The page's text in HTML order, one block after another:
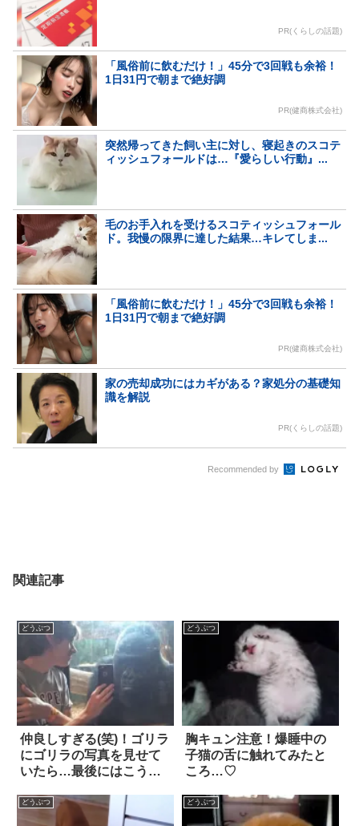
PR(くらしの話題)
「風俗前に飲むだけ！」45分で3回戦も余裕！
1日31円で朝まで絶好調
PR(健商株式会社)
突然帰ってきた飼い主に対し、寝起きのスコテ
ィッシュフォールドは…『愛らしい行動』...
毛のお手入れを受けるスコティッシュフォール
ド。我慢の限界に達した結果…キレてしま...
「風俗前に飲むだけ！」45分で3回戦も余裕！
1日31円で朝まで絶好調
PR(健商株式会社)
家の売却成功にはカギがある？家処分の基礎知
識を解説
PR(くらしの話題)
Recommended by
関連記事
どうぶつ
仲良しすぎる(笑)！ゴリラ
にゴリラの写真を見せて
いたら…最後にはこうな
どうぶつ
胸キュン注意！爆睡中の
子猫の舌に触れてみたと
ころ…♡
どうぶつ どうぶつ